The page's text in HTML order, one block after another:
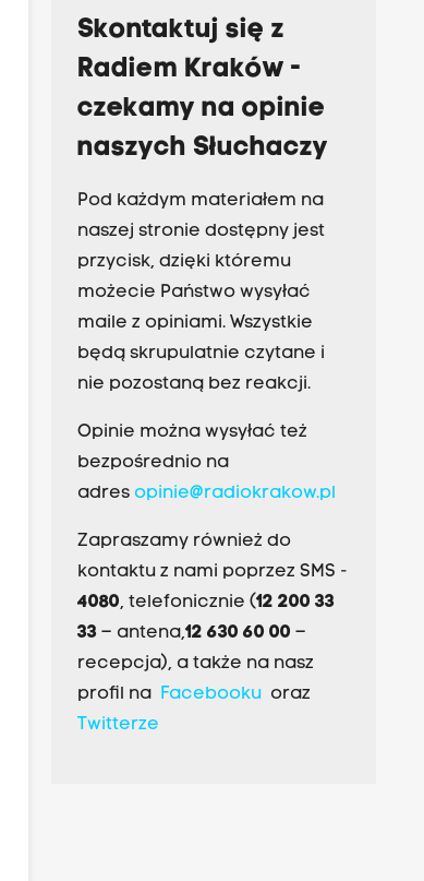
Skontaktuj się z
Radiem Kraków -
czekamy na opinie
naszych Słuchaczy
Pod każdym materiałem na
naszej stronie dostępny jest
przycisk, dzięki któremu
możecie Państwo wysyłać
maile z opiniami. Wszystkie
będą skrupulatnie czytane i
nie pozostaną bez reakcji.
Opinie można wysyłać też
bezpośrednio na
adres opinie@radiokrakow.pl
Zapraszamy również do
kontaktu z nami poprzez SMS -
4080, telefonicznie (12 200 33
33– antena,12 630 60 00 –
recepcja), a także na nasz
profil na Facebookuoraz
Twitterze